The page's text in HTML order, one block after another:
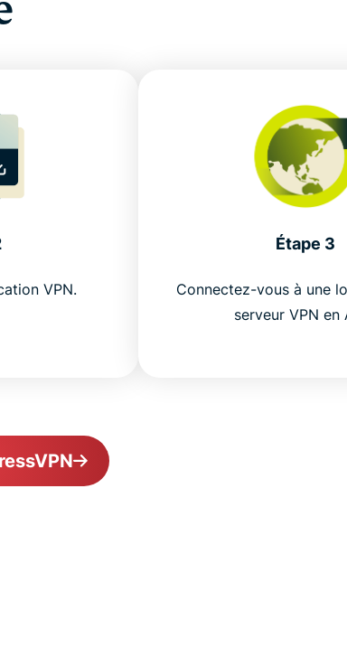
VPN.
Étape 3
Connectez-vous à une
serveur VPN en